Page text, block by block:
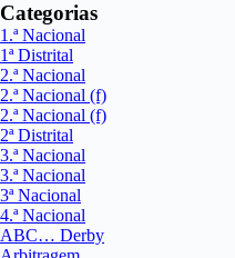
Categorias
1.ª Nacional
1ª Distrital
2.ª Nacional
2.ª Nacional (f)
2.ª Nacional (f)
2ª Distrital
3.ª Nacional
3.ª Nacional
3ª Nacional
4.ª Nacional
ABC… Derby